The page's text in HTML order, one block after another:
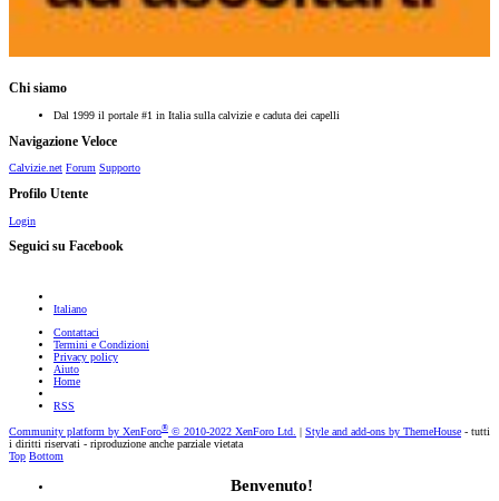
Chi siamo
Dal 1999 il portale #1 in Italia sulla calvizie e caduta dei capelli
Navigazione Veloce
Calvizie.net Forum Supporto
Profilo Utente
Login
Seguici su Facebook
Italiano
Contattaci
Termini e Condizioni
Privacy policy
Aiuto
Home
RSS
Community platform by XenForo® © 2010-2022 XenForo Ltd. Style and add-ons by ThemeHouse - tutti
i diritti riservati - riproduzione anche parziale vietata
Top Bottom
Benvenuto!